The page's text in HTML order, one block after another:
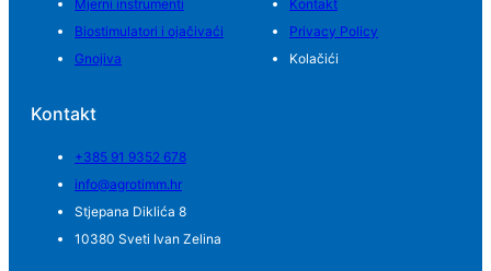
Mjerni instrumenti
Biostimulatori i ojačivaći
Gnojiva
Kontakt
Privacy Policy
Kolačići
Kontakt
+385 91 9352 678
info@agrotimm.hr
Stjepana Diklića 8
10380 Sveti Ivan Zelina